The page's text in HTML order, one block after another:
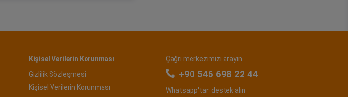
Kişisel Verilerin Korunması
Gizlilik Sözleşmesi
Kişisel Verilerin Korunması
Çağrı merkezimizi arayın
+90 546 698 22 44
Whatsapp'tan destek alın